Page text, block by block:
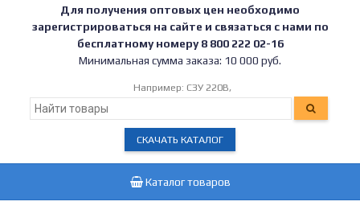
Для получения оптовых цен необходимо
зарегистрироваться на сайте и связаться с нами по
бесплатному номеру 8 800 222 02-16
Минимальная сумма заказа: 10 000 руб.
Например: СЗУ 220В,
СКАЧАТЬ КАТАЛОГ
Каталог товаров